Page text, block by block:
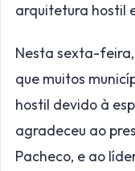
arquitetura hostil
Nesta sexta-
que muitos
hostil devido à
agradeceu ao
Pacheco, e ao